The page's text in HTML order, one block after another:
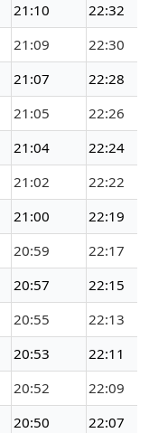
21:10
22:32
21:09
22:30
21:07
22:28
21:05
22:26
21:04
22:24
21:02
22:22
21:00
22:19
20:59
22:17
20:57
22:15
20:55
22:13
20:53
22:11
20:52
22:09
20:50
22:07